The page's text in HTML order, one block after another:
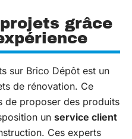
grâce
sur Brico Dépôt est un
de rénovation. Ce
de proposer des produits
un service client
Ces experts